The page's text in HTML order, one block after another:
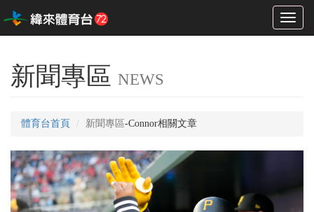
Toggle
新聞專區 NEWS
體育台首頁 新聞專區-Connor相關文章